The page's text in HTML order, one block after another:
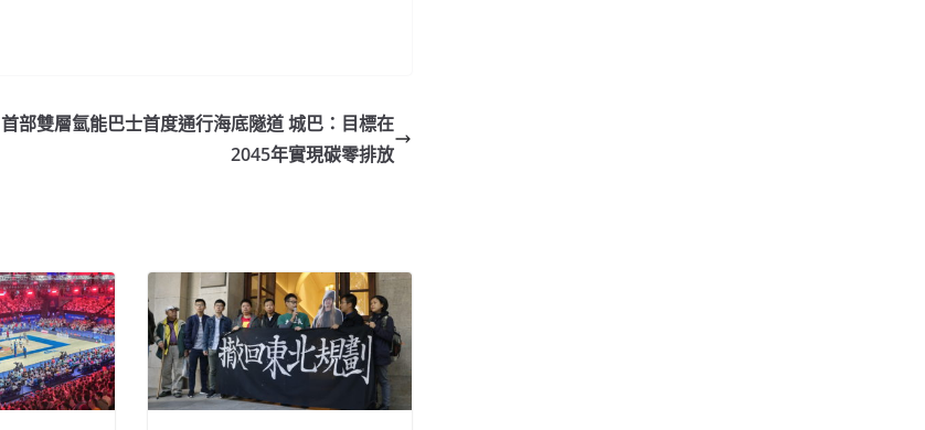
首部雙層氫能巴士首度通行海底隧道 城巴：目標在
2045年實現碳零排放